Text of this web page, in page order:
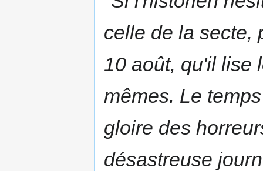
celle de la secte,
10 août, qu'il lise
mêmes. Le
gloire des
désastreuse